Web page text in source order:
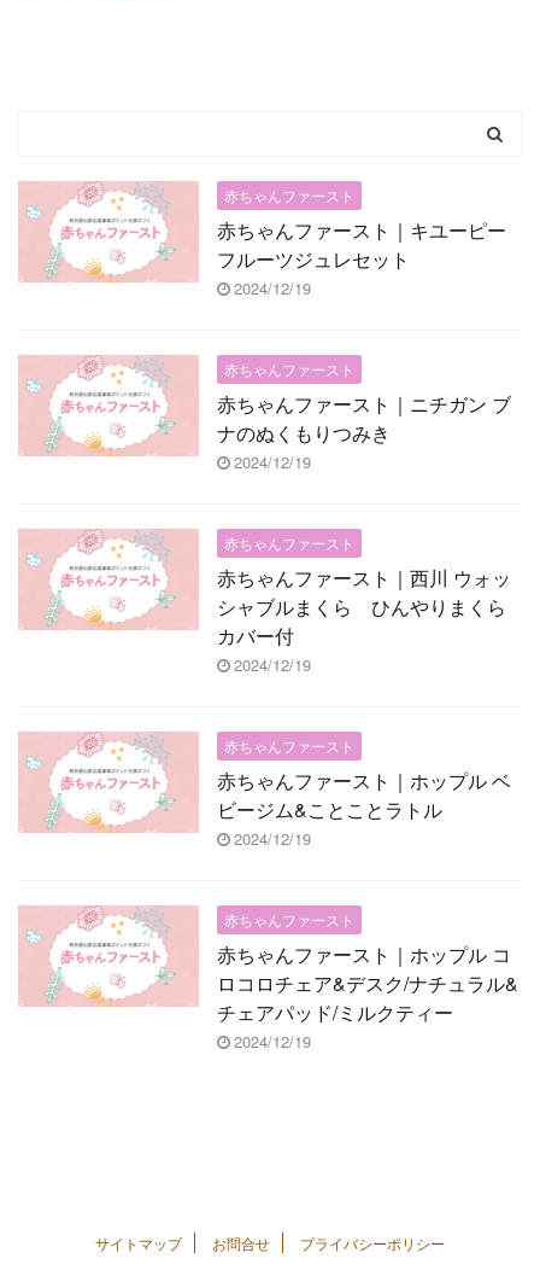
赤ちゃんファースト
赤ちゃんファースト｜キユーピー
フルーツジュレセット
2024/12/19
赤ちゃんファースト
赤ちゃんファースト｜ニチガン ブ
ナのぬくもりつみき
2024/12/19
赤ちゃんファースト
赤ちゃんファースト｜西川 ウォッ
シャブルまくら ひんやりまくら
カバー付
2024/12/19
赤ちゃんファースト
赤ちゃんファースト｜ホップル ベ
ビージム&ことことラトル
2024/12/19
赤ちゃんファースト
赤ちゃんファースト｜ホップル コ
ロコロチェア&デスク/ナチュラル&
チェアパッド/ミルクティー
2024/12/19
サイトマップ お問合せ プライバシーポリシー